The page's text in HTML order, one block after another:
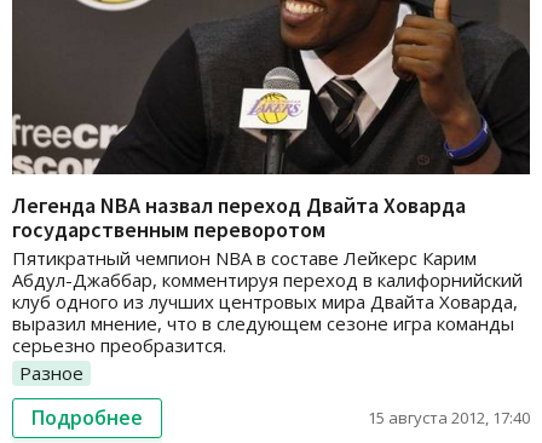
Легенда NBA назвал переход Двайта Ховарда
государственным переворотом
Пятикратный чемпион NBA в составе Лейкерс Карим
Абдул-Джаббар, комментируя переход в калифорнийский
клуб одного из лучших центровых мира Двайта Ховарда,
выразил мнение, что в следующем сезоне игра команды
серьезно преобразится.
Разное
Подробнее 15 августа 2012, 17:40